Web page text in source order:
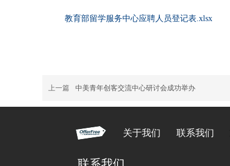
教育部留学服务中心应聘人员登记表.xlsx
上一篇 中美青年创客交流中心研讨会成功举办
关于我们 联系我们